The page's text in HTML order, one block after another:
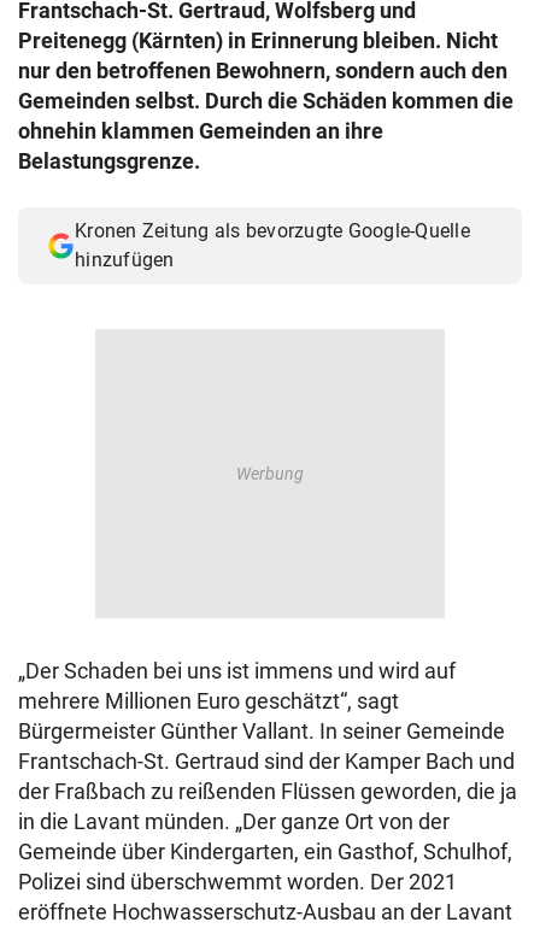
Muthgasse 2, 1190 Wien
Frantschach-St. Gertraud, Wolfsberg und
Preitenegg (Kärnten) in Erinnerung bleiben. Nicht
nur den betroffenen Bewohnern, sondern auch den
Gemeinden selbst. Durch die Schäden kommen die
ohnehin klammen Gemeinden an ihre
Belastungsgrenze.
Kronen Zeitung als bevorzugte Google-Quelle
hinzufügen
„Der Schaden bei uns ist immens und wird auf
mehrere Millionen Euro geschätzt“, sagt
Bürgermeister Günther Vallant. In seiner Gemeinde
Frantschach-St. Gertraud sind der Kamper Bach und
der Fraßbach zu reißenden Flüssen geworden, die ja
in die Lavant münden. „Der ganze Ort von der
Gemeinde über Kindergarten, ein Gasthof, Schulhof,
Polizei sind überschwemmt worden. Der 2021
eröffnete Hochwasserschutz-Ausbau an der Lavant